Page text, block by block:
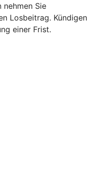
nehmen Sie
Losbeitrag. Kündigen
einer Frist.